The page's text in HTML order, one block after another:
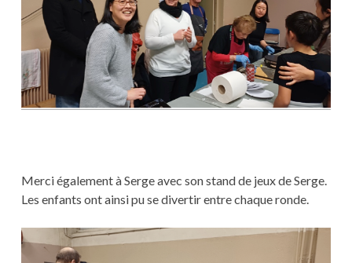
Merci également à Serge avec son stand de jeux de Serge.
Les enfants ont ainsi pu se divertir entre chaque ronde.